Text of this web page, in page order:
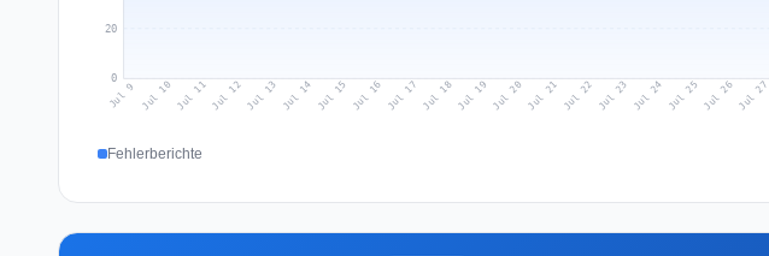
0
20
Jul 9 Jul 10 Jul 11Jul 12Jul 13 Jul 14 Jul 15 Jul 16 Jul 17 Jul 18Jul 19 Jul 20 Jul 21 Jul 22 Jul 23 Jul 24 Jul 25 Jul 26Jul 27
Fehlerberichte